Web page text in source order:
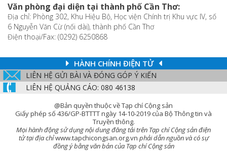
Văn phòng đại diện tại thành phố Cần Thơ:
Địa chỉ: Phòng 302, Khu Hiệu Bộ, Học viện Chính trị Khu vực IV, số
6 Nguyễn Văn Cừ (nối dài), thành phố Cần Thơ
Điện thoại/Fax: (0292) 6250868
HÀNH CHÍNH ĐIỆN TỬ
LIÊN HỆ GỬI BÀI VÀ ĐÓNG GÓP Ý KIẾN
LIÊN HỆ QUẢNG CÁO: 080 46138
@Bản quyền thuộc về Tạp chí Cộng sản
Giấy phép số 436/GP-BTTTT ngày 14-10-2019 của Bộ Thông tin và
Truyền thông.
Mọi hành động sử dụng nội dung đăng tải trên Tạp chí Cộng sản điện
tử tại địa chỉwww.tapchicongsan.org.vn phải dẫn nguồn và có sự
đồng ý bằng văn bản của Tạp chí Cộng sản